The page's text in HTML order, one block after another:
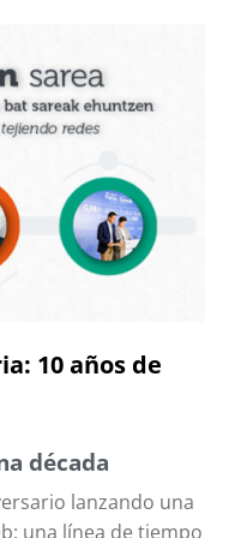
10 años de
década
lanzando una
una línea de tiempo